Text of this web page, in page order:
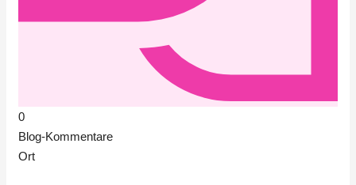
0
Blog-Kommentare
Ort